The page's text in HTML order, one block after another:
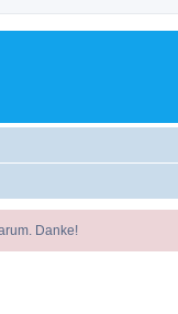
Danke!